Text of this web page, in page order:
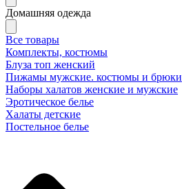
Домашняя одежда
Все товары
Комплекты, костюмы
Блуза топ женский
Пижамы мужские. костюмы и брюки
Наборы халатов женские и мужские
Эротическое белье
Халаты детские
Постельное белье